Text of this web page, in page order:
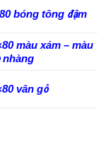
bóng tông đậm
màu xám – màu
nhàng
vân gỗ